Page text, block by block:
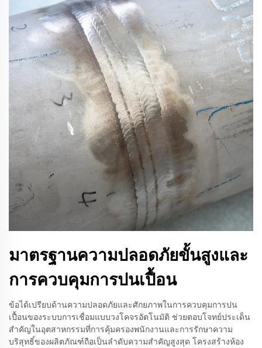
มาตรฐานความปลอดภัยขั้นสูงและ
การควบคุมการปนเปื้อน
ข้อได้เปรียบด้านความปลอดภัยและศักยภาพในการควบคุมการปน
เปื้อนของระบบการเชื่อมแบบวงโคจรอัตโนมัติ ช่วยตอบโจทย์ประเด็น
สำคัญในอุตสาหกรรมที่การคุ้มครองพนักงานและการรักษาความ
บริสุทธิ์ของผลิตภัณฑ์ถือเป็นลำดับความสำคัญสูงสุด โครงสร้างห้อง